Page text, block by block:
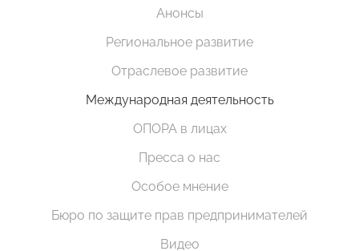
Анонсы
Региональное развитие
Отраслевое развитие
Международная деятельность
ОПОРА в лицах
Пресса о нас
Особое мнение
Бюро по защите прав предпринимателей
Видео